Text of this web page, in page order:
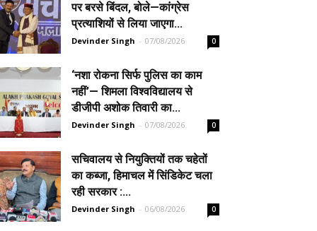
पर बरसे बिंदल, बोले—कांग्रेस
प्रत्याशियों से लिया जाएगा...
Devinder Singh - 07/08/2026 0
‘नशा रोकना सिर्फ पुलिस का काम
नहीं’— शिमला विश्वविद्यालय से
डीजीपी अशोक तिवारी का...
Devinder Singh - 07/08/2026 0
सचिवालय से नियुक्तियों तक चहेतों
का कब्जा, हिमाचल में सिंडिकेट चला
रही सरकार :...
Devinder Singh - 06/08/2026 0